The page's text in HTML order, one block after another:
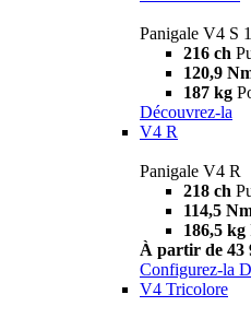
Panigale V4 S
216 ch
120,9
187 kg
Découvrez-la
V4 R
Panigale V4 R
218 ch
114,5
186,5 kg
À partir de 43
Configurez-la
V4 Tricolore